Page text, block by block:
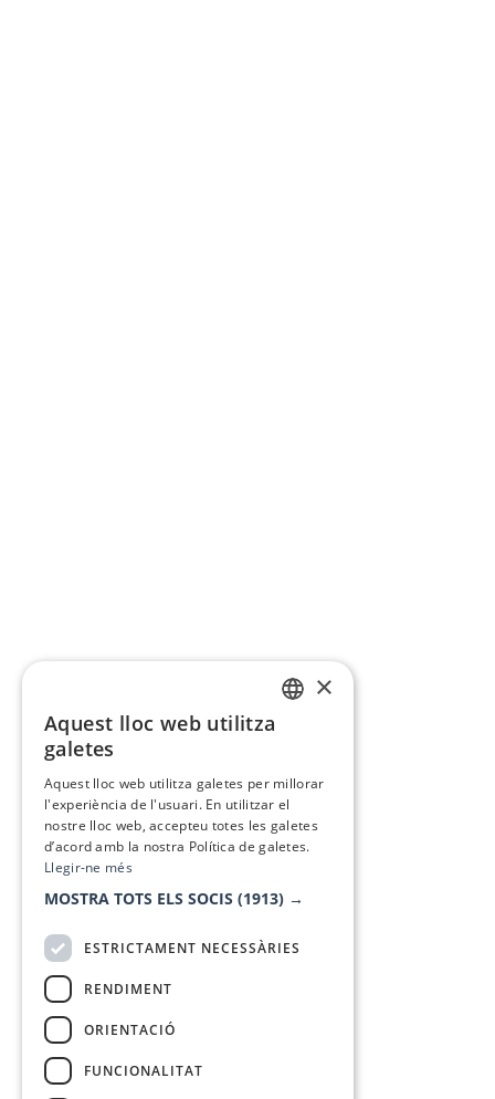
×
Aquest lloc web utilitza
galetes
Aquest lloc web utilitza galetes per millorar
l'experiència de l'usuari. En utilitzar el
nostre lloc web, accepteu totes les galetes
d’acord amb la nostra Política de galetes.
Llegir-ne més
MOSTRA TOTS ELS SOCIS (1913) →
ESTRICTAMENT NECESSÀRIES
RENDIMENT
ORIENTACIÓ
FUNCIONALITAT